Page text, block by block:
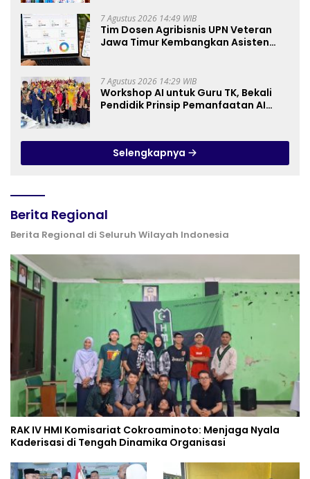
Kemerdekaan
7 Agustus 2026 14:49 WIB
Tim Dosen Agribisnis UPN Veteran
Jawa Timur Kembangkan Asisten
7 Agustus 2026 14:29 WIB
Workshop AI untuk Guru TK, Bekali
Pendidik Prinsip Pemanfaatan AI
Selengkapnya
Berita Regional
Berita Regional di Seluruh Wilayah Indonesia
RAK IV HMI Komisariat Cokroaminoto: Menjaga Nyala
Kaderisasi di Tengah Dinamika Organisasi